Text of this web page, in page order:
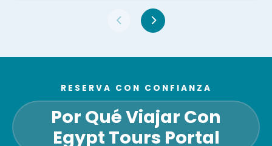
RESERVA CON CONFIANZA
Por Qué Viajar Con
Egypt Tours Portal